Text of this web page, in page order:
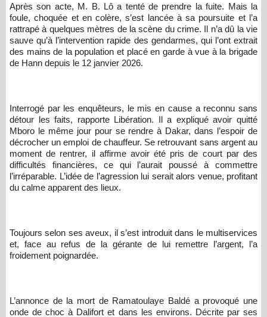
Après son acte, M. B. Lô a tenté de prendre la fuite. Mais la
foule, choquée et en colère, s’est lancée à sa poursuite et l’a
rattrapé à quelques mètres de la scène du crime. Il n’a dû la vie
sauve qu’à l’intervention rapide des gendarmes, qui l’ont extrait
des mains de la population et placé en garde à vue à la brigade
de Hann depuis le 12 janvier 2026.
Interrogé par les enquêteurs, le mis en cause a reconnu sans
détour les faits, rapporte Libération. Il a expliqué avoir quitté
Mboro le même jour pour se rendre à Dakar, dans l’espoir de
décrocher un emploi de chauffeur. Se retrouvant sans argent au
moment de rentrer, il affirme avoir été pris de court par des
difficultés financières, ce qui l’aurait poussé à commettre
l’irréparable. L’idée de l’agression lui serait alors venue, profitant
du calme apparent des lieux.
Toujours selon ses aveux, il s’est introduit dans le multiservices
et, face au refus de la gérante de lui remettre l’argent, l’a
froidement poignardée.
L’annonce de la mort de Ramatoulaye Baldé a provoqué une
onde de choc à Dalifort et dans les environs. Décrite par ses